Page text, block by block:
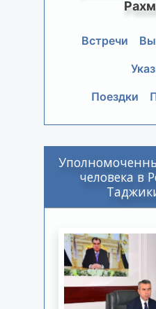
Встречи
Поездки
человека в